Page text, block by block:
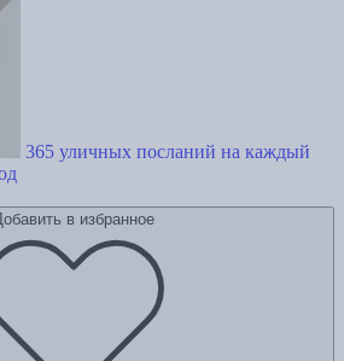
365 уличных посланий на каждый
в избранное